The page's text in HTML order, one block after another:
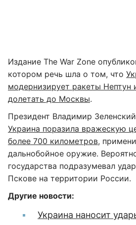
Издание The War Zone
котором речь шла о том, что
модернизирует ракеты Нептун
долетать до Москвы.
Президент Владимир
Украина поразила вражескую
более 700 километров,
дальнобойное оружие.
государства подразумевал
Пскове на территории России.
Другие новости:
Украина наносит